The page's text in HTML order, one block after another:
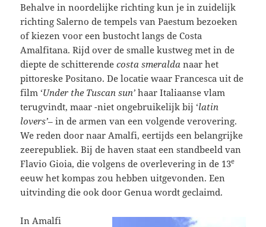
Behalve in noordelijke richting kun je in zuidelijk
richting Salerno de tempels van Paestum bezoeken
of kiezen voor een bustocht langs de Costa
Amalfitana. Rijd over de smalle kustweg met in de
diepte de schitterendecosta smeralda naar het
pittoreske Positano. De locatie waar Francesca uit de
film ‘Under the Tuscan sun’ haar Italiaanse vlam
terugvindt, maar -niet ongebruikelijk bij ‘latin
lovers’– in de armen van een volgende verovering.
We reden door naar Amalfi, eertijds een belangrijke
zeerepubliek. Bij de haven staat een standbeeld van
Flavio Gioia, die volgens de overlevering in de 13e
eeuw het kompas zou hebben uitgevonden. Een
uitvinding die ook door Genua wordt geclaimd.
In Amalfi